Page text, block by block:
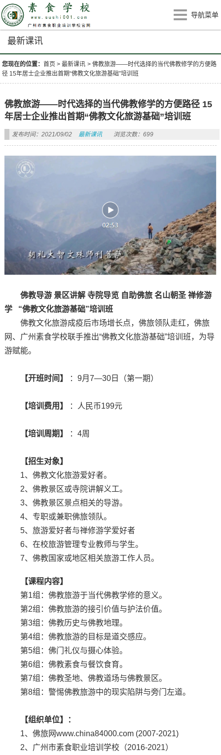
导航菜单
最新课讯
您现在的位置：首页 >最新课讯 >佛教旅游——时代选择的当代佛教修学的方便路
径 15年居士企业推出首期“佛教文化旅游基础”培训班
佛教旅游——时代选择的当代佛教修学的方便路径 15
年居士企业推出首期“佛教文化旅游基础”培训班
发布时间：2021/09/02 最新课讯 浏览次数：699
佛教导游 景区讲解 寺院导览 自助佛旅 名山朝圣 禅修游
学
“佛教文化旅游基础”培训班
佛教文化旅游成疫后市场增长点，佛旅领队走红，佛旅
网、广州素食学校联手推出“佛教文化旅游基础”培训班，为导
游赋能。
【开班时间】 ：9月7—30日（第一期）
【培训费用】 ：人民币199元
【培训周期】 ：4周
【招生对象】
1、佛教文化旅游爱好者。
2、佛教景区或寺院讲解义工。
3、佛教景区景点相关的导游。
4、专职或兼职佛旅领队。
5、旅游爱好者与禅修游学爱好者
6、在校旅游管理专业教师与学生。
7、佛教国家或地区相关旅游工作人员。
【课程内容】
第1组：佛教旅游于当代佛教学修的意义。
第2组：佛教旅游的接引价值与护法价值。
第3组：佛教历史与佛教地理。
第4组：佛教旅游的目标是道交感应。
第5组：佛门礼仪与摄心体验。
第6组：佛教素食与餐饮食育。
第7组：佛教圣地、佛教道场与佛教景区。
第8组：警惕佛教旅游中的现实陷阱与旁门左道。
【组织单位】：
1、佛旅网www.china84000.com (2007-2021)
2、广州市素食职业培训学校（2016-2021）